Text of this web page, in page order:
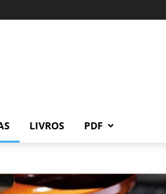
LIVROS PDF